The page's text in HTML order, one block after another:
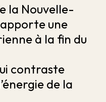
la Nouvelle-
une
à la fin du
contraste
de la